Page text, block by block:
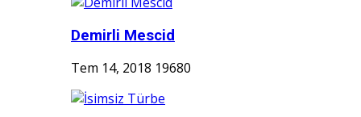
Demirli Mescid
Tem 14, 2018 19680